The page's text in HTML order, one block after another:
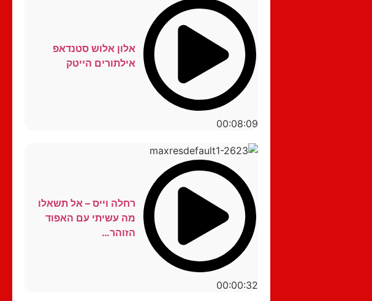
00:08:09
אלון אלוש סטנדאפ
אילתורים הייטק
00:00:32
רחלה וייס – אל תשאלו
מה עשיתי עם האפוד
הזוהר…